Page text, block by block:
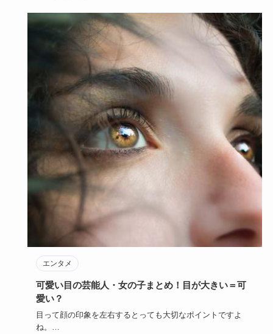
エンタメ
可愛い目の芸能人・女の子まとめ！目が大きい＝可
愛い？
目って顔の印象を左右するとっても大切なポイントですよ
ね。